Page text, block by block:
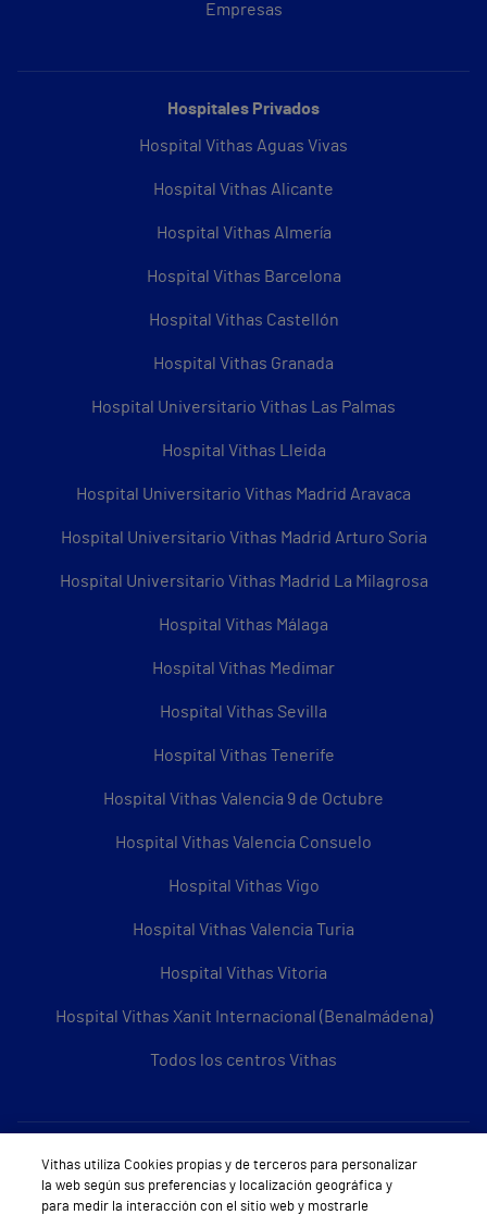
Empresas
Hospitales Privados
Hospital Vithas Aguas Vivas
Hospital Vithas Alicante
Hospital Vithas Almería
Hospital Vithas Barcelona
Hospital Vithas Castellón
Hospital Vithas Granada
Hospital Universitario Vithas Las Palmas
Hospital Vithas Lleida
Hospital Universitario Vithas Madrid Aravaca
Hospital Universitario Vithas Madrid Arturo Soria
Hospital Universitario Vithas Madrid La Milagrosa
Hospital Vithas Málaga
Hospital Vithas Medimar
Hospital Vithas Sevilla
Hospital Vithas Tenerife
Hospital Vithas Valencia 9 de Octubre
Hospital Vithas Valencia Consuelo
Hospital Vithas Vigo
Hospital Vithas Valencia Turia
Hospital Vithas Vitoria
Hospital Vithas Xanit Internacional (Benalmádena)
Todos los centros Vithas
Sobre Vithas
Quiénes somos
Vithas utiliza Cookies propias y de terceros para personalizar
la web según sus preferencias y localización geográfica y
para medir la interacción con el sitio web y mostrarle